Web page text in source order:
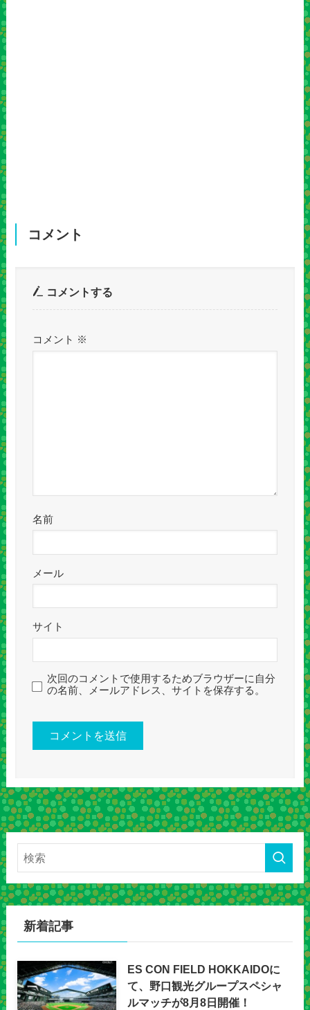
コメント
コメントする
コメント ※
名前
メール
サイト
次回のコメントで使用するためブラウザーに自分
の名前、メールアドレス、サイトを保存する。
新着記事
ES CON FIELD HOKKAIDOに
て、野口観光グループスペシャ
ルマッチが8月8日開催！